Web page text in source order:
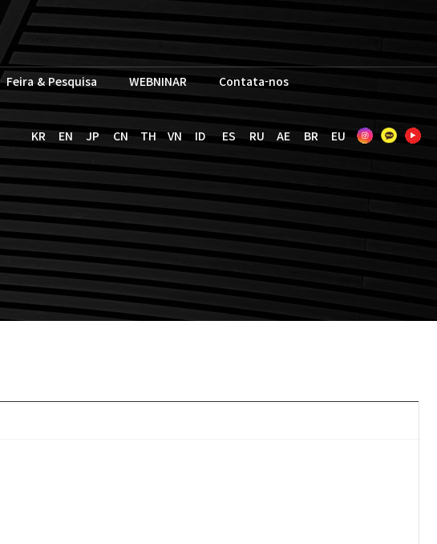
Feira & Pesquisa WEBNINAR Contata-nos
KR EN JP CN TH VN ID ES RU AE BR EU